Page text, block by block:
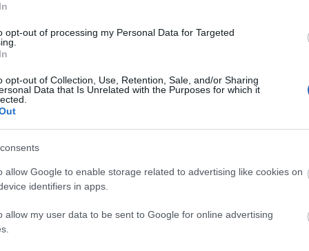
opt-out of processing my Personal Data for Targeted
opt-out of Collection, Use, Retention, Sale, and/or Sharing
Data that Is Unrelated with the Purposes for which it
allow Google to enable storage related to advertising like cookies on
identifiers in apps.
allow my user data to be sent to Google for online advertising
(Garamvári Gábor)
a HANEM Tangózenekar is fellép, hét órakor
hallható lesz. A rendezvény este fél kilenckor az
zárul. A Madách téren emellett a Legenda
Társulás bábcirkusza is várja a
órakor felolvasást tartanak Örkény István
színházjegyet és -bérletet vásárolhat a
a társulat színészeivel is.
és a színház honlapján is megtalálható.